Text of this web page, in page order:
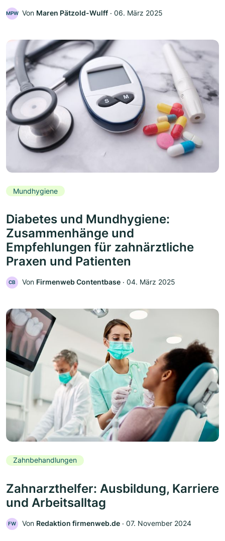
MPW Von Maren Pätzold-Wulff ‧ 06. März 2025
Mundhygiene
Diabetes und Mundhygiene:
Zusammenhänge und
Empfehlungen für zahnärztliche
Praxen und Patienten
CB Von Firmenweb Contentbase ‧ 04. März 2025
Zahnbehandlungen
Zahnarzthelfer: Ausbildung, Karriere
und Arbeitsalltag
FW Von Redaktion firmenweb.de ‧ 07. November 2024